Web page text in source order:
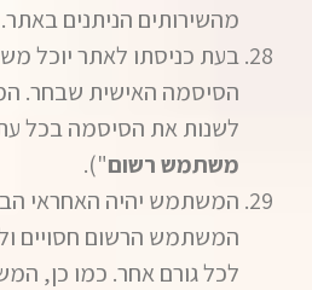
מהשירותים הניתנים באתר.
בעת כניסתו לאתר יוכל
הסיסמה האישית שבחר.
לשנות את הסיסמה בכל
משתמש רשום").
המשתמש יהיה האחראי
המשתמש הרשום חסויים
לכל גורם אחר. כמו כן,